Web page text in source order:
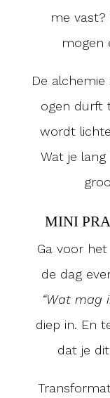
me vast?
mogen
De
ogen durft
wordt
Wat je
MINI
Ga voor
de dag
“Wat mag
diep in. En
dat je